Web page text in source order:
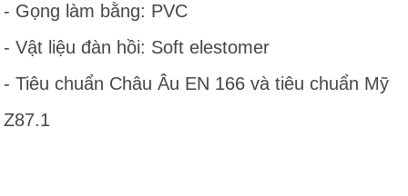
- Gọng làm bằng: PVC
- Vật liệu đàn hồi: Soft elestomer
- Tiêu chuẩn Châu Âu EN 166 và tiêu chuẩn Mỹ
Z87.1